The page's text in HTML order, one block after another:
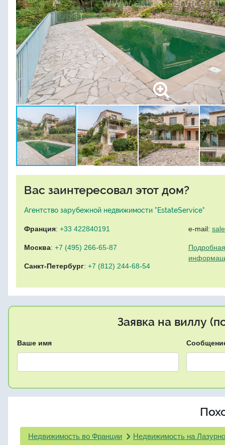
Вас заинтересовал этот дом?
Агентство зарубежной недвижимости "EstateService"
Франция: +33 422840191
Москва: +7 (495) 266-65-87
Санкт-Петербург: +7 (812) 244-68-54
e-mail:
Заявка на виллу
Ваше имя
Недвижимость во Франции Недвижимость на